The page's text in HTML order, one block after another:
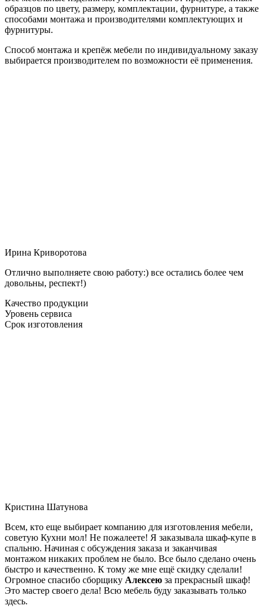
образцов по цвету, размеру, комплектации, фурнитуре, а также
способами монтажа и производителями комплектующих и
фурнитуры.
Способ монтажа и крепёж мебели по индивидуальному заказу
выбирается производителем по возможности её применения.
Ирина Криворотова
Отлично выполняете свою работу:) все остались более чем
довольны, респект!)
Качество продукции
Уровень сервиса
Срок изготовления
Кристина Шатунова
Всем, кто еще выбирает компанию для изготовления мебели,
советую Кухни мол! Не пожалеете! Я заказывала шкаф-купе в
спальню. Начиная с обсуждения заказа и заканчивая
монтажом никаких проблем не было. Все было сделано очень
быстро и качественно. К тому же мне ещё скидку сделали!
Огромное спасибо сборщику Алексею за прекрасный шкаф!
Это мастер своего дела! Всю мебель буду заказывать только
здесь.